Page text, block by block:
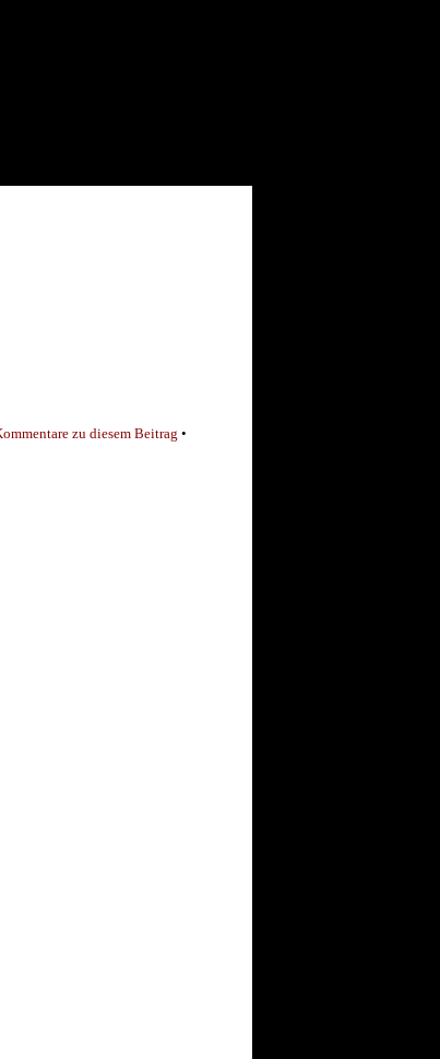
zu diesem Beitrag •